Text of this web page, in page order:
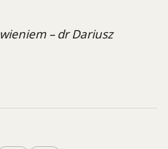
– dr Dariusz